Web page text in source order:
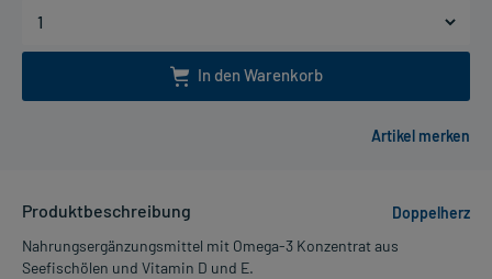
In den Warenkorb
Produktbeschreibung
Doppelherz
Nahrungsergänzungsmittel mit Omega-3 Konzentrat aus
Seefischölen und Vitamin D und E.